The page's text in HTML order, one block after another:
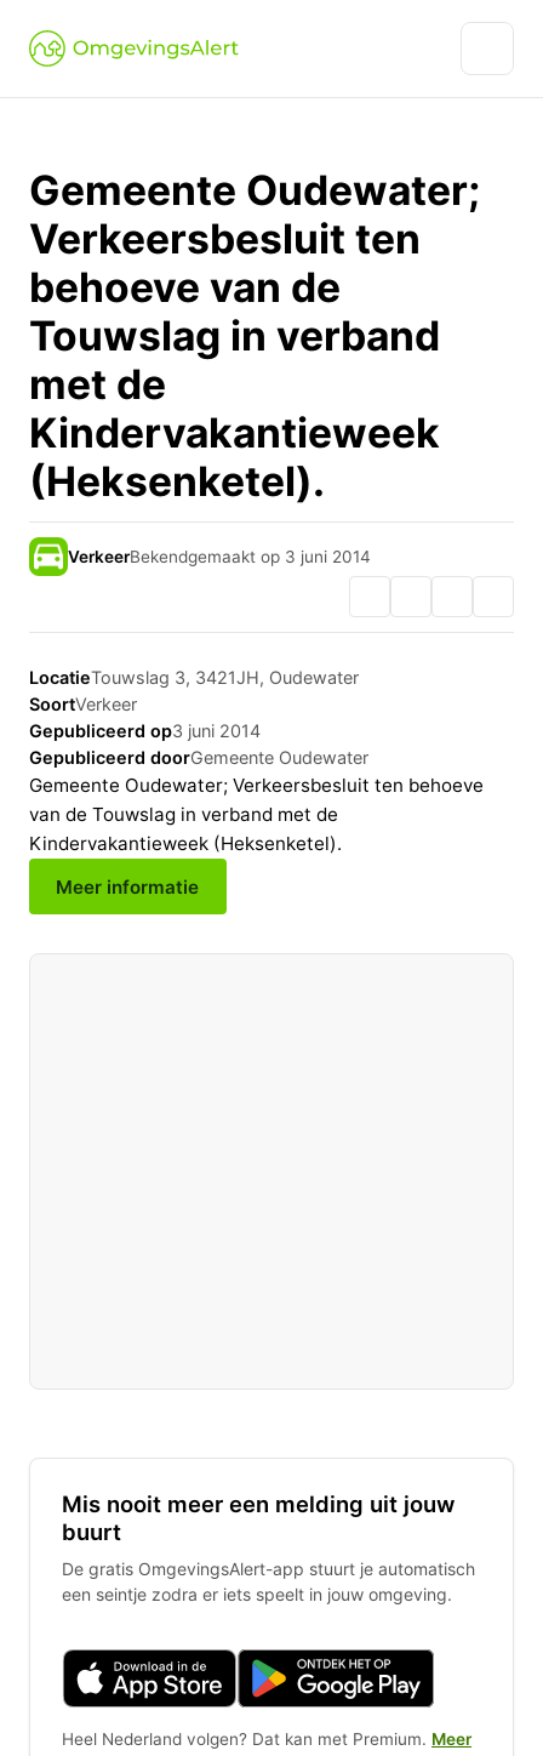
Gemeente Oudewater;
Verkeersbesluit ten
behoeve van de
Touwslag in verband
met de
Kindervakantieweek
(Heksenketel).
VerkeerBekendgemaakt op 3 juni 2014
LocatieTouwslag 3, 3421JH, Oudewater
SoortVerkeer
Gepubliceerd op3 juni 2014
Gepubliceerd doorGemeente Oudewater
Gemeente Oudewater; Verkeersbesluit ten behoeve
van de Touwslag in verband met de
Kindervakantieweek (Heksenketel).
Meer informatie
Mis nooit meer een melding uit jouw
buurt
De gratis OmgevingsAlert-app stuurt je automatisch
een seintje zodra er iets speelt in jouw omgeving.
Heel Nederland volgen? Dat kan met Premium. Meer